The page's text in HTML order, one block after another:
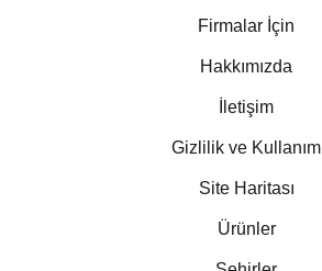
Firmalar İçin
Hakkımızda
İletişim
Gizlilik ve Kullanım
Site Haritası
Ürünler